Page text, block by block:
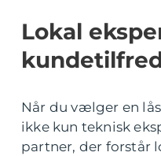
Lokal
Når du vælger en
ikke kun teknisk
partner, der forstår